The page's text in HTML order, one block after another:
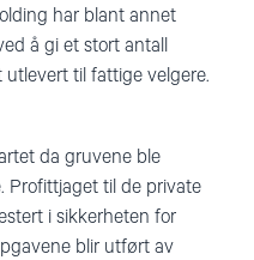
har blant annet
å gi et stort antall
til fattige velgere.
da gruvene ble
Profittjaget til de private
i sikkerheten for
blir utført av